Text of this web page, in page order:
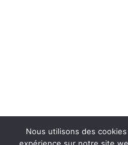
Nous utilisons des